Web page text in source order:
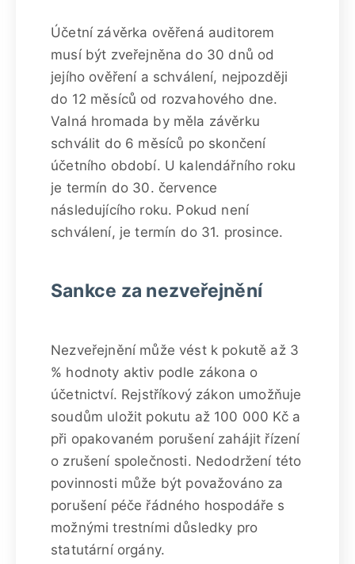
Účetní závěrka ověřená auditorem
musí být zveřejněna do 30 dnů od
jejího ověření a schválení, nejpozději
do 12 měsíců od rozvahového dne.
Valná hromada by měla závěrku
schválit do 6 měsíců po skončení
účetního období. U kalendářního roku
je termín do 30. července
následujícího roku. Pokud není
schválení, je termín do 31. prosince.
Sankce za nezveřejnění
Nezveřejnění může vést k pokutě až 3
% hodnoty aktiv podle zákona o
účetnictví. Rejstříkový zákon umožňuje
soudům uložit pokutu až 100 000 Kč a
při opakovaném porušení zahájit řízení
o zrušení společnosti. Nedodržení této
povinnosti může být považováno za
porušení péče řádného hospodáře s
možnými trestními důsledky pro
statutární orgány.